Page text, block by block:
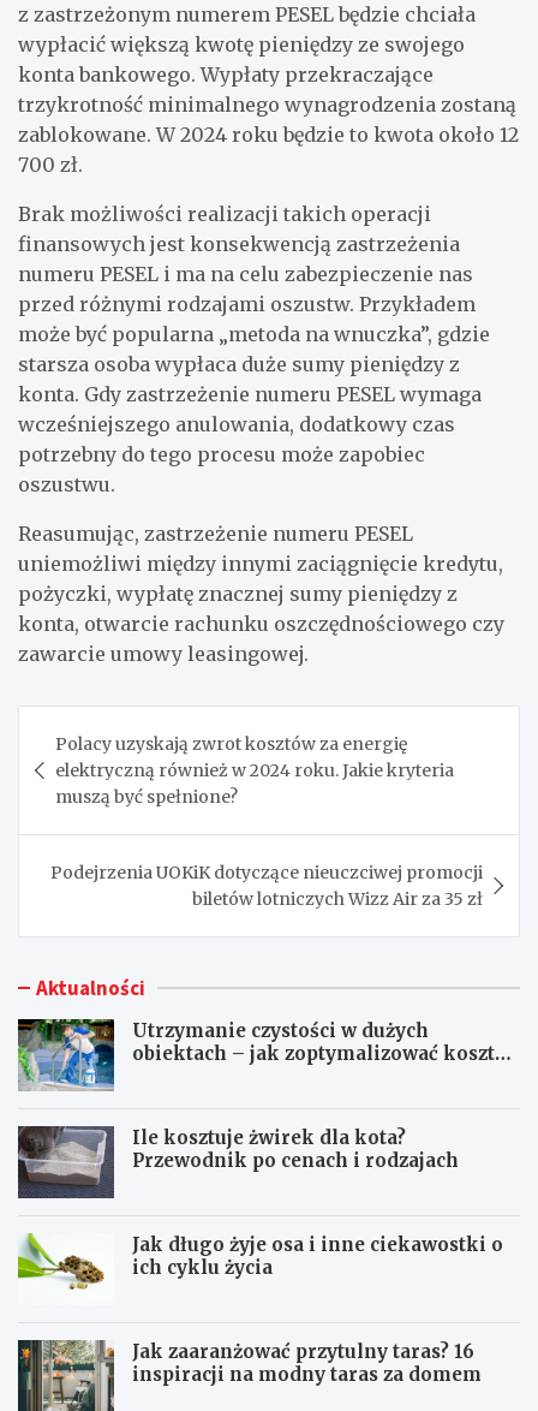
z zastrzeżonym numerem PESEL będzie chciała
wypłacić większą kwotę pieniędzy ze swojego
konta bankowego. Wypłaty przekraczające
trzykrotność minimalnego wynagrodzenia zostaną
zablokowane. W 2024 roku będzie to kwota około 12
700 zł.
Brak możliwości realizacji takich operacji
finansowych jest konsekwencją zastrzeżenia
numeru PESEL i ma na celu zabezpieczenie nas
przed różnymi rodzajami oszustw. Przykładem
może być popularna „metoda na wnuczka”, gdzie
starsza osoba wypłaca duże sumy pieniędzy z
konta. Gdy zastrzeżenie numeru PESEL wymaga
wcześniejszego anulowania, dodatkowy czas
potrzebny do tego procesu może zapobiec
oszustwu.
Reasumując, zastrzeżenie numeru PESEL
uniemożliwi między innymi zaciągnięcie kredytu,
pożyczki, wypłatę znacznej sumy pieniędzy z
konta, otwarcie rachunku oszczędnościowego czy
zawarcie umowy leasingowej.
wpisu
Polacy uzyskają zwrot kosztów za energię
elektryczną również w 2024 roku. Jakie kryteria
muszą być spełnione?
Podejrzenia UOKiK dotyczące nieuczciwej promocji
biletów lotniczych Wizz Air za 35 zł
Aktualności
Utrzymanie czystości w dużych
obiektach – jak zoptymalizować koszty
Ile kosztuje żwirek dla kota?
Przewodnik po cenach i rodzajach
Jak długo żyje osa i inne ciekawostki o
ich cyklu życia
Jak zaaranżować przytulny taras? 16
inspiracji na modny taras za domem